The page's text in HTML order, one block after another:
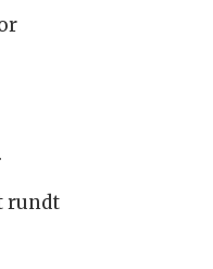
rundt